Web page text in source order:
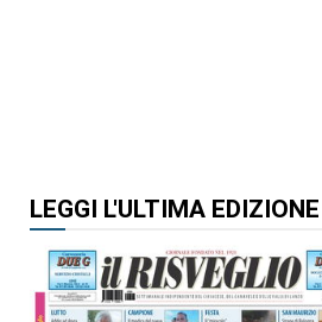
LEGGI L'ULTIMA EDIZIONE